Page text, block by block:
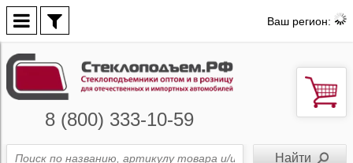
Ваш регион:
8 (800) 333-10-59